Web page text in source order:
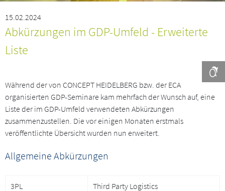
15.02.2024
Abkürzungen im GDP-Umfeld - Erweiterte
Liste
Während der von CONCEPT HEIDELBERG bzw. der ECA
organisierten GDP-Seminare kam mehrfach der Wunsch auf, eine
Liste der im GDP-Umfeld verwendeten Abkürzungen
zusammenzustellen. Die vor einigen Monaten erstmals
veröffentlichte Übersicht wurden nun erweitert.
Allgemeine Abkürzungen
3PL Third Party Logistics